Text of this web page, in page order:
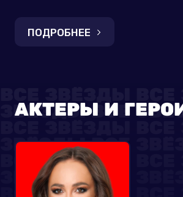
ПОДРОБНЕЕ
АКТЕРЫ И